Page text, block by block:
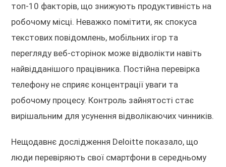
топ-10 факторів, що знижують продуктивність на
робочому місці. Неважко помітити, як спокуса
текстових повідомлень, мобільних ігор та
перегляду веб-сторінок може відволікти навіть
найвідданішого працівника. Постійна перевірка
телефону не сприяє концентрації уваги та
робочому процесу. Контроль зайнятості стає
вирішальним для усунення відволікаючих чинників.
Нещодавнє дослідження Deloitte показало, що
люди перевіряють свої смартфони в середньому